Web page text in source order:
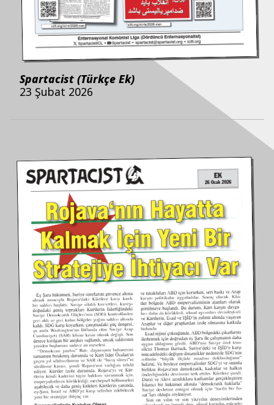
Spartacist (Türkçe Ek)
23 Şubat 2026